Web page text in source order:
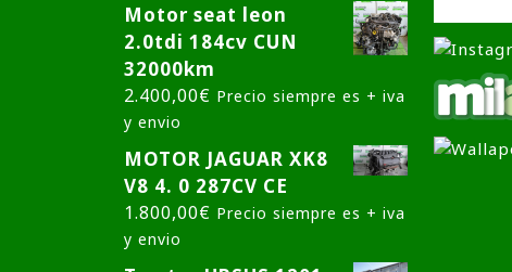
Motor seat leon
2.0tdi 184cv CUN
32000km
2.400,00€ Precio siempre es + iva
y envio
MOTOR JAGUAR XK8
V8 4. 0 287CV CE
1.800,00€ Precio siempre es + iva
y envio